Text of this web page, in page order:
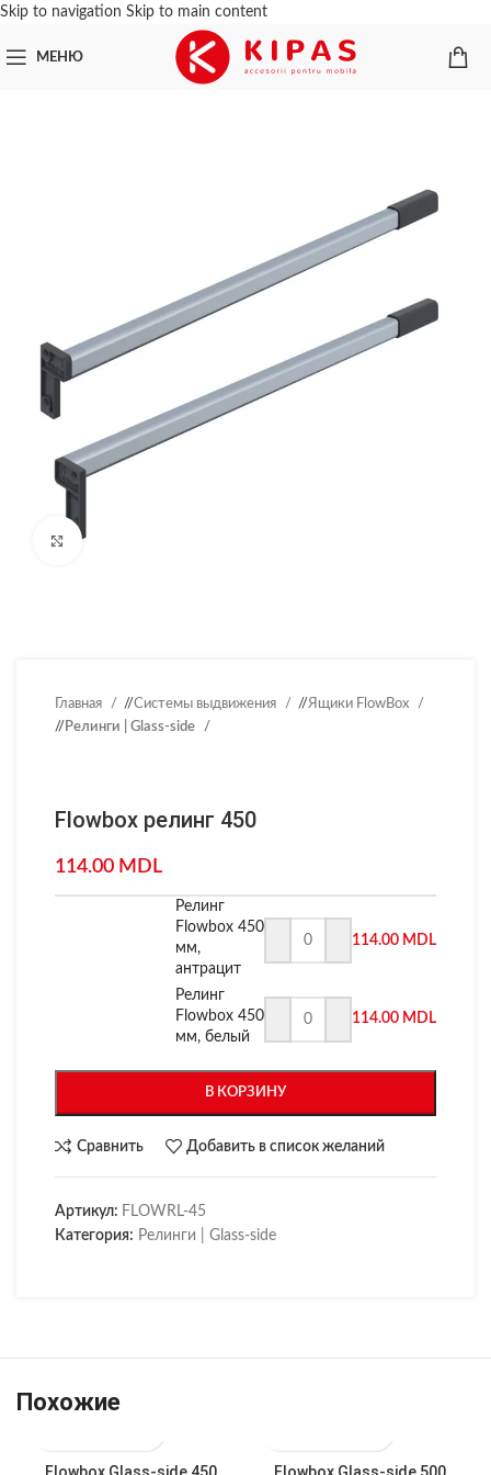
Skip to navigation Skip to main content
МЕНЮ
Нажмите, чтобы увеличить
Главная / Системы выдвижения / Ящики FlowBox
/ Релинги | Glass-side
Flowbox релинг 450
114.00 MDL
Релинг
Flowbox 450
мм,
антрацит
114.00 MDL
Релинг
Flowbox 450
мм, белый
114.00 MDL
В КОРЗИНУ
Сравнить Добавить в список желаний
Артикул: FLOWRL-45
Категория: Релинги | Glass-side
Похожие